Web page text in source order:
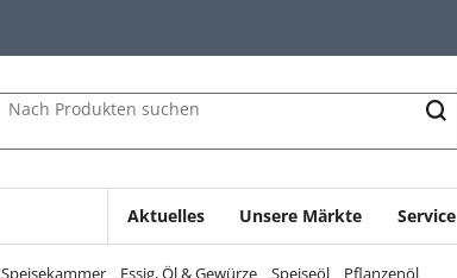
Nach Produkten suchen
Aktuelles Unsere Märkte Service
Speisekammer Essig, Öl & Gewürze Speiseöl Pflanzenöl